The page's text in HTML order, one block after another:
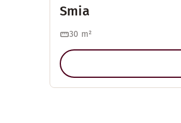
Smia
30 m²